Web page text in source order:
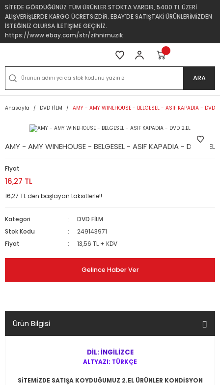
SİTEDE GÖRDÜĞÜNÜZ TÜM ÜRÜNLER STOKTA VARDIR, 5400 TL ÜZERİ
ALIŞVERİŞLERDE KARGO ÜCRETSİZDİR. EBAY'DE SATIŞTAKİ ÜRÜNLERİMİZDEN
İSTEĞİNİZ OLURSA İLETİŞİME GEÇİNİZ.
https://www.ebay.com/str/zihnimuzik
ARA
Anasayfa DVD FİLM AMY - AMY WINEHOUSE - BELGESEL - ASIF KAPADIA - DVD
AMY - AMY WINEHOUSE - BELGESEL - ASIF KAPADIA - DVD 2.EL
Fiyat
16,27 TL
16,27 TL den başlayan taksitlerle!!
Kategori
DVD FİLM
Stok Kodu
249143971
Fiyat
13,56 TL + KDV
Gelince Haber Ver
Ürün Bilgisi
DİL: İNGİLİZCE
ALTYAZI: TÜRKÇE
SİTEMİZDE SATIŞA KOYDUĞUMUZ 2.EL ÜRÜNLER KONDİSYON